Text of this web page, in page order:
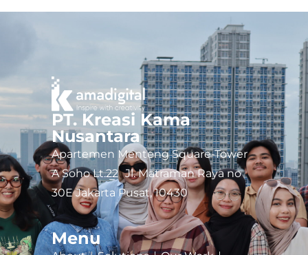
PT. Kreasi Kama
Nusantara
Apartemen Menteng Square-Tower
A Soho Lt.22 Jl. Matraman Raya no
30E Jakarta Pusat, 10430
Menu